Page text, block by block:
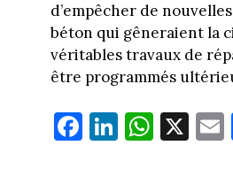
d’empêcher de
béton qui gêneraient la
véritables travaux de
être programmés
Fa
ce
Li
nk
W
ha
X